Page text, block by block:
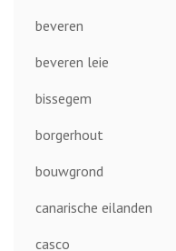
beveren
beveren leie
bissegem
borgerhout
bouwgrond
canarische eilanden
casco